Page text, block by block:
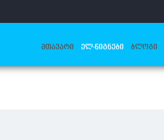
ᲛᲗᲐᲕᲐᲠᲘ ᲔᲚ-ᲬᲘᲒᲜᲔᲑᲘ ᲑᲚᲝᲒᲘ